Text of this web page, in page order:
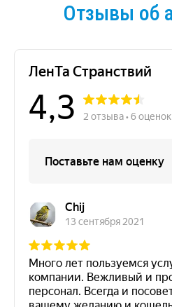
Отзывы об